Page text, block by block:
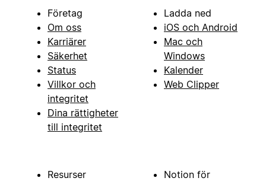
Företag
Om oss
Karriärer
Säkerhet
Status
Villkor och
integritet
Dina rättigheter
till integritet
Ladda ned
iOS och Android
Mac och
Windows
Kalender
Web Clipper
Resurser
Notion för